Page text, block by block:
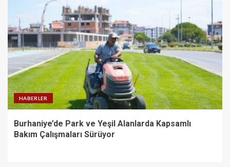
HABERLER
Burhaniye’de Park ve Yeşil Alanlarda Kapsamlı
Bakım Çalışmaları Sürüyor